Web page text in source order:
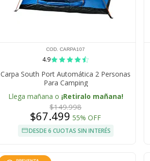
COD. CARPA107
4.9
Carpa South Port Automática 2 Personas
Para Camping
Llega mañana o ¡Retiralo mañana!
$149.998
$67.499 55% OFF
DESDE 6 CUOTAS SIN INTERÉS